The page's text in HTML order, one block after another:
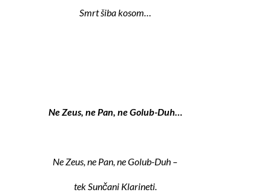
Smrt šiba kosom…
Ne Zeus, ne Pan, ne Golub-Duh…
Ne Zeus, ne Pan, ne Golub-Duh –
tek Sunčani Klarineti.